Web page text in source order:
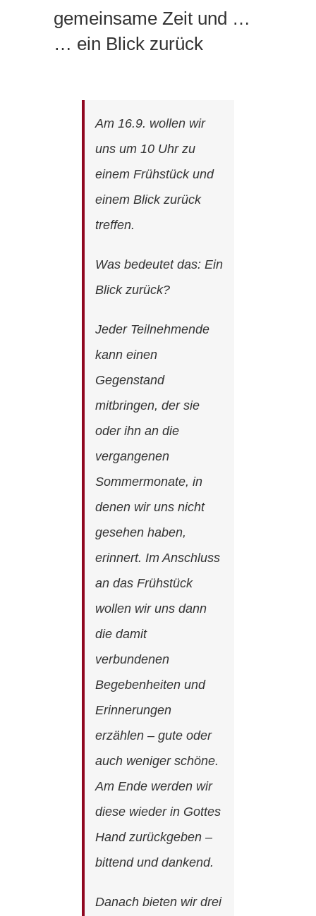
gemeinsame Zeit und …
… ein Blick zurück
Am 16.9. wollen wir
uns um 10 Uhr zu
einem Frühstück und
einem Blick zurück
treffen.
Was bedeutet das: Ein
Blick zurück?
Jeder Teilnehmende
kann einen
Gegenstand
mitbringen, der sie
oder ihn an die
vergangenen
Sommermonate, in
denen wir uns nicht
gesehen haben,
erinnert. Im Anschluss
an das Frühstück
wollen wir uns dann
die damit
verbundenen
Begebenheiten und
Erinnerungen
erzählen – gute oder
auch weniger schöne.
Am Ende werden wir
diese wieder in Gottes
Hand zurückgeben –
bittend und dankend.
Danach bieten wir drei